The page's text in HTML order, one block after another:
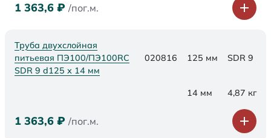
1 363,6 ₽ /пог.м.
Труба двухслойная
питьевая ПЭ100/ПЭ100RC
SDR 9 d125 х 14 мм
020816 125 мм SDR 9
14 мм 4,87 кг
1 363,6 ₽ /пог.м.